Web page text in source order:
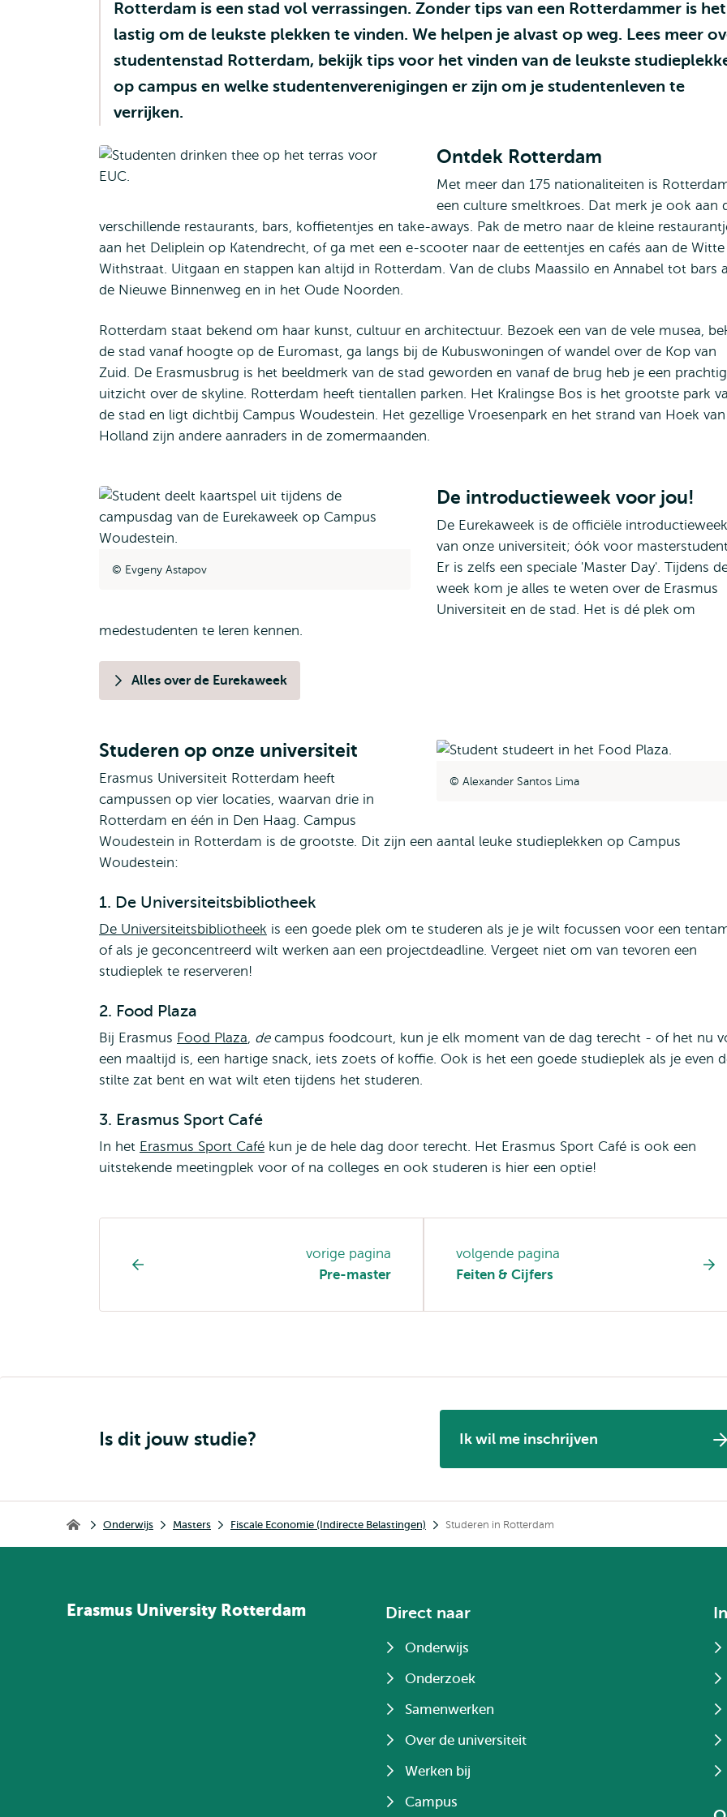
Rotterdam is een stad vol verrassingen. Zonder tips van een Rotterdammer is het
lastig om de leukste plekken te vinden. We helpen je alvast op weg. Lees meer
studentenstad Rotterdam, bekijk tips voor het vinden van de leukste
op campus en welke studentenverenigingen er zijn om je studentenleven te
verrijken.
Ontdek Rotterdam
Met meer dan 175 nationaliteiten is
een culture smeltkroes. Dat merk je ook aan
verschillende restaurants, bars, koffietentjes en take-aways. Pak de metro naar de kleine
aan het Deliplein op Katendrecht, of ga met een e-scooter naar de eettentjes en cafés aan de Witte
Withstraat. Uitgaan en stappen kan altijd in Rotterdam. Van de clubs Maassilo en Annabel tot bars
de Nieuwe Binnenweg en in het Oude Noorden.
Rotterdam staat bekend om haar kunst, cultuur en architectuur. Bezoek een van de vele musea,
de stad vanaf hoogte op de Euromast, ga langs bij de Kubuswoningen of wandel over de Kop van
Zuid. De Erasmusbrug is het beeldmerk van de stad geworden en vanaf de brug heb je een prachtig
uitzicht over de skyline. Rotterdam heeft tientallen parken. Het Kralingse Bos is het grootste park
de stad en ligt dichtbij Campus Woudestein. Het gezellige Vroesenpark en het strand van Hoek van
Holland zijn andere aanraders in de zomermaanden.
Evgeny Astapov
De introductieweek voor jou!
De Eurekaweek is de officiële introductieweek
van onze universiteit; óók voor
Er is zelfs een speciale 'Master Day'. Tijdens
week kom je alles te weten over de Erasmus
Universiteit en de stad. Het is dé plek om
medestudenten te leren kennen.
Alles over de Eurekaweek
Alexander Santos Lima
Studeren op onze universiteit
Erasmus Universiteit Rotterdam heeft
campussen op vier locaties, waarvan drie in
Rotterdam en één in Den Haag. Campus
Woudestein in Rotterdam is de grootste. Dit zijn een aantal leuke studieplekken op Campus
Woudestein:
1. De Universiteitsbibliotheek
De Universiteitsbibliotheek is een goede plek om te studeren als je je wilt focussen voor een
of als je geconcentreerd wilt werken aan een projectdeadline. Vergeet niet om van tevoren een
studieplek te reserveren!
2. Food Plaza
Bij Erasmus Food Plaza, de campus foodcourt, kun je elk moment van de dag terecht - of het nu
een maaltijd is, een hartige snack, iets zoets of koffie. Ook is het een goede studieplek als je even
stilte zat bent en wat wilt eten tijdens het studeren.
3. Erasmus Sport Café
In het Erasmus Sport Café kun je de hele dag door terecht. Het Erasmus Sport Café is ook een
uitstekende meetingplek voor of na colleges en ook studeren is hier een optie!
pagina
vorige pagina
Pre-master
volgende pagina
Feiten & Cijfers
Is dit jouw studie? Ik wil me inschrijven
Home Onderwijs Masters Fiscale Economie (Indirecte Belastingen) Studeren in Rotterdam
Erasmus University Rotterdam Direct naar
Onderwijs
Onderzoek
Samenwerken
Over de universiteit
Werken bij
Campus